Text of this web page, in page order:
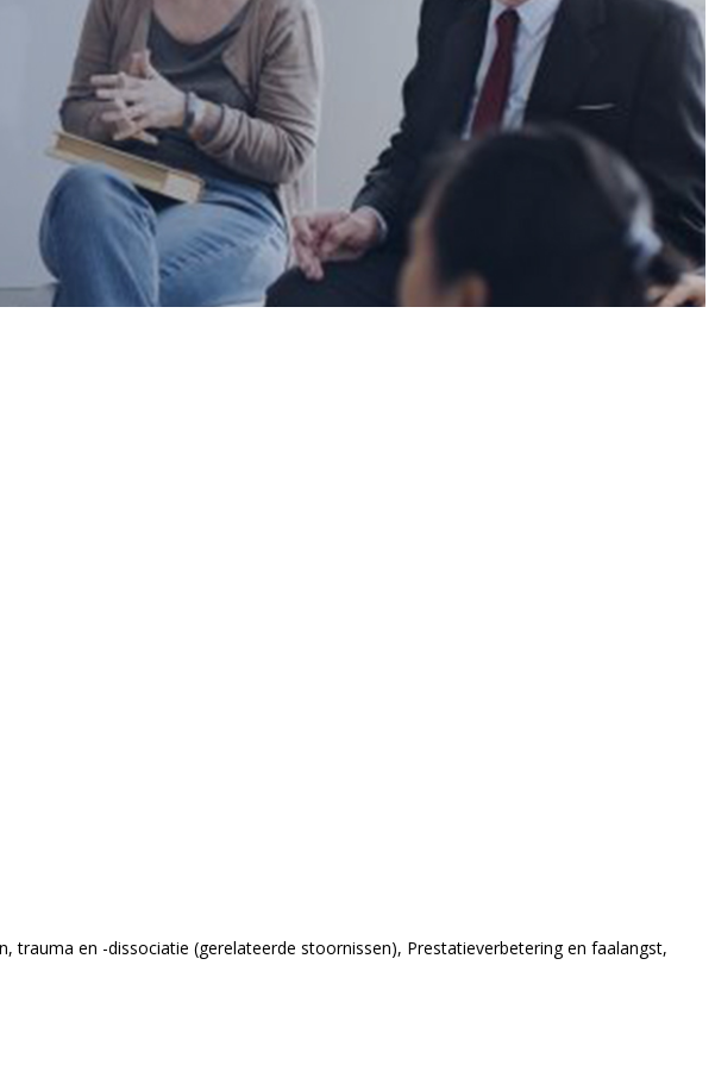
trauma en -dissociatie (gerelateerde stoornissen), Prestatieverbetering en faalangst,